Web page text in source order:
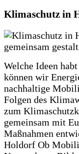
Klimaschutz in
Welche Ideen
können wir
nachhaltige
Folgen des
zum
gemeinsam mit
Maßnahmen
Holdorf Ob